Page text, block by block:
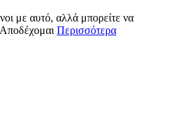
με αυτό, αλλά μπορείτε να
Αποδέχομαι Περισσότερα